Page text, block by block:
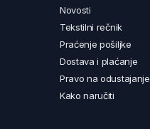
Novosti
Tekstilni rečnik
Praćenje pošiljke
Dostava i plaćanje
Pravo na odustajanje
Kako naručiti